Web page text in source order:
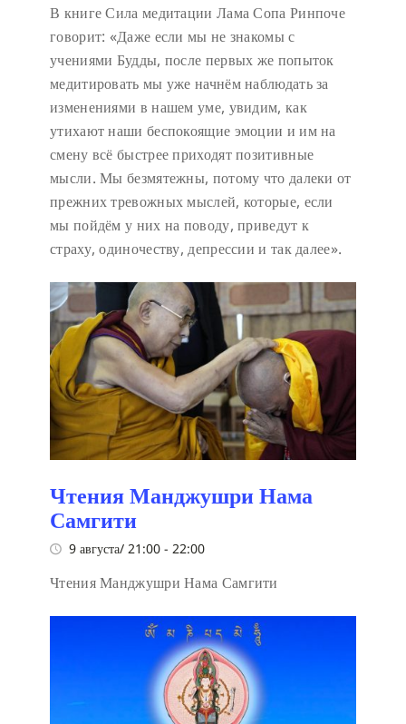
В книге Сила медитации Лама Сопа Ринпоче
говорит: «Даже если мы не знакомы с
учениями Будды, после первых же попыток
медитировать мы уже начнём наблюдать за
изменениями в нашем уме, увидим, как
утихают наши беспокоящие эмоции и им на
смену всё быстрее приходят позитивные
мысли. Мы безмятежны, потому что далеки от
прежних тревожных мыслей, которые, если
мы пойдём у них на поводу, приведут к
страху, одиночеству, депрессии и так далее».
Чтения Манджушри Нама
Самгити
9 августа/ 21:00 - 22:00
Чтения Манджушри Нама Самгити